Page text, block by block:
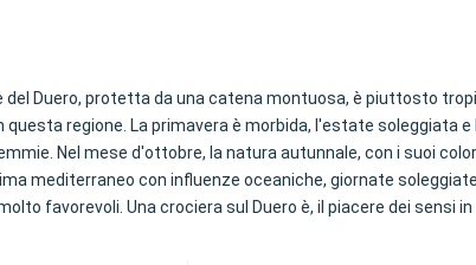
del Duero, protetta da una catena montuosa, è piuttosto
regione. La primavera è morbida, l'estate soleggiata
Nel mese d'ottobre, la natura autunnale, con i suoi
mediterraneo con influenze oceaniche, giornate
favorevoli. Una crociera sul Duero è, il piacere dei sensi